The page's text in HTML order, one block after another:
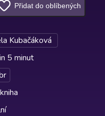
Přidat do oblíbených
Kubačáková
5 minut